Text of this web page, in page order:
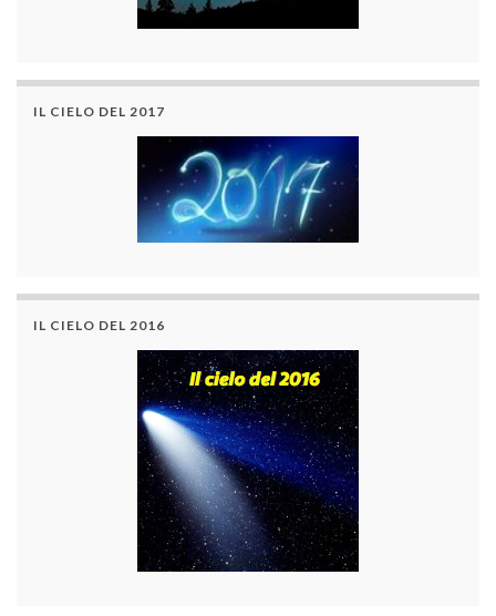
IL CIELO DEL 2017
IL CIELO DEL 2016